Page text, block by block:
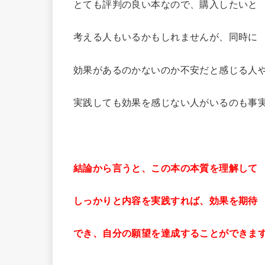
とても評判の良い本なので、購入したいと
考える人もいるかもしれませんが、同時に
効果があるのかないのか不安だと感じる人
実践しても効果を感じない人がいるのも事
結論から言うと、この本の本質を理解して
しっかりと内容を実践すれば、効果を期待
でき、自分の願望を達成することができます